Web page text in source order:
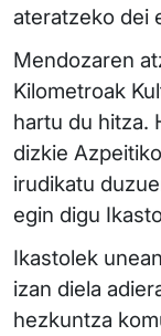
ateratzeko dei
Mendozaren
Kilometroak
hartu du hitza.
dizkie
irudikatu
egin digu
Ikastolek
izan diela
hezkuntza